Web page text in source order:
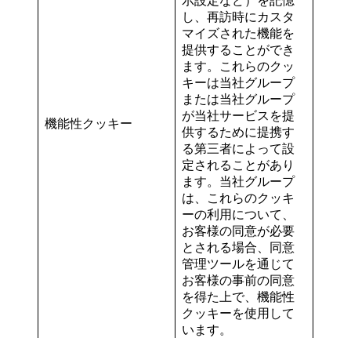
機能性クッキー
し、再訪時にカスタ
マイズされた機能を
提供することができ
ます。これらのクッ
キーは当社グループ
または当社グループ
が当社サービスを提
供するために提携す
る第三者によって設
定されることがあり
ます。当社グループ
は、これらのクッキ
ーの利用について、
お客様の同意が必要
とされる場合、同意
管理ツールを通じて
お客様の事前の同意
を得た上で、機能性
クッキーを使用して
います。